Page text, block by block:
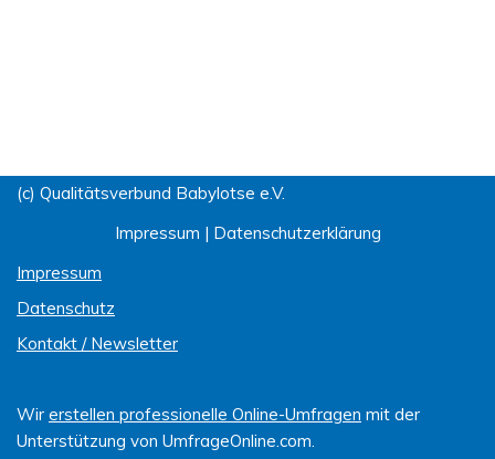
(c) Qualitätsverbund Babylotse e.V.
Impressum | Datenschutzerklärung
Impressum
Datenschutz
Kontakt / Newsletter
Wir erstellen professionelle Online-Umfragen mit der
Unterstützung von UmfrageOnline.com.